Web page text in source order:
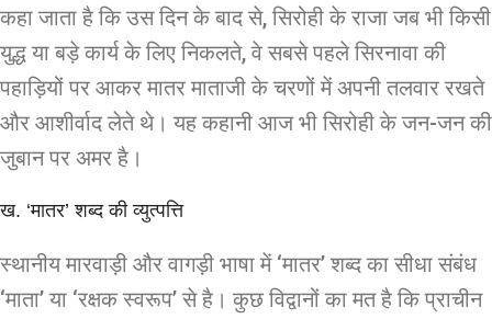
कहा जाता है कि उस दिन के बाद से, सिरोही के राजा जब भी किसी
युद्ध या बड़े कार्य के लिए निकलते, वे सबसे पहले सिरनावा की
पहाड़ियों पर आकर मातर माताजी के चरणों में अपनी तलवार रखते
और आशीर्वाद लेते थे। यह कहानी आज भी सिरोही के जन-जन की
जुबान पर अमर है।
ख. ‘मातर’ शब्द की व्युत्पत्ति
स्थानीय मारवाड़ी और वागड़ी भाषा में ‘मातर’ शब्द का सीधा संबंध
‘माता’ या ‘रक्षक स्वरूप’ से है। कुछ विद्वानों का मत है कि प्राचीन